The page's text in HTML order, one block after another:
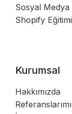
Sosyal Medya
Shopify Eğitimi
Kurumsal
Hakkımızda